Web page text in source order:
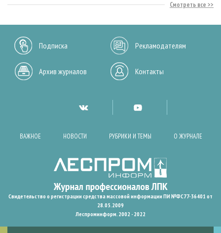
Смотреть все
Подписка Рекламодателям
Архив журналов Контакты
ВАЖНОЕ НОВОСТИ РУБРИКИ И ТЕМЫ О ЖУРНАЛЕ
Свидетельство о регистрации средства массовой информации ПИ №ФС77-36401 от
28.05.2009
Леспроминформ. 2002 - 2022